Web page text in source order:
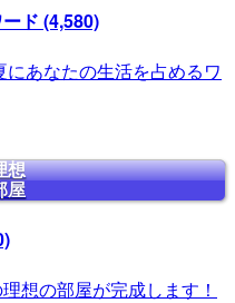
ド (4,580)
あなたの生活を占めるワ
想
屋
想の部屋が完成します！